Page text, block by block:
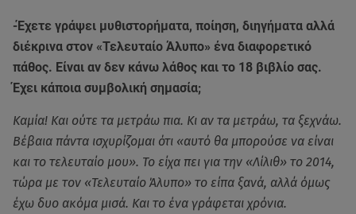
-Έχετε γράψει μυθιστορήματα, ποίηση, διηγήματα αλλά
διέκρινα στον «Τελευταίο Άλυπο» ένα διαφορετικό
πάθος. Είναι αν δεν κάνω λάθος και το 18 βιβλίο σας.
Έχει κάποια συμβολική σημασία;
Καμία! Και ούτε τα μετράω πια. Κι αν τα μετράω, τα ξεχνάω.
Βέβαια πάντα ισχυρίζομαι ότι «αυτό θα μπορούσε να είναι
και το τελευταίο μου». Το είχα πει για την «Λίλιθ» το 2014,
τώρα με τον «Τελευταίο Άλυπο» το είπα ξανά, αλλά όμως
έχω δυο ακόμα μισά. Και το ένα γράφεται χρόνια.